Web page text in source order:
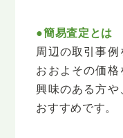
●簡易査定とは
周辺の取引事
おおよその価
興味のある方
おすすめです。